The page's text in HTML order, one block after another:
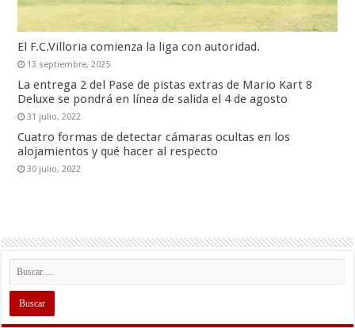
El F.C.Villoria comienza la liga con autoridad.
13 septiembre, 2025
La entrega 2 del Pase de pistas extras de Mario Kart 8
Deluxe se pondrá en línea de salida el 4 de agosto
31 julio, 2022
Cuatro formas de detectar cámaras ocultas en los
alojamientos y qué hacer al respecto
30 julio, 2022